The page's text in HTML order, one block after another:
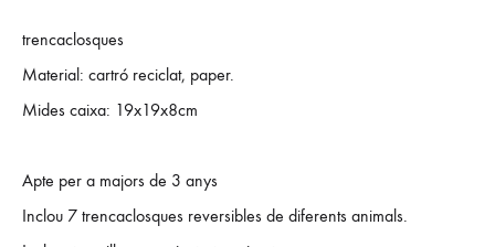
trencaclosques
Material: cartró reciclat, paper.
Mides caixa: 19x19x8cm
Apte per a majors de 3 anys
Inclou 7 trencaclosques reversibles de diferents animals.